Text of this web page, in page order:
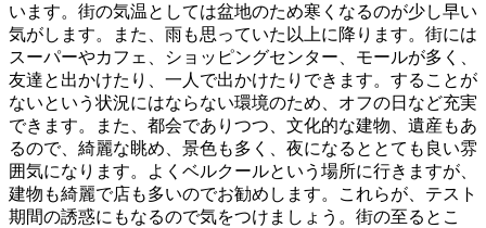
います。街の気温としては盆地のため寒くなるのが少し早い
気がします。また、雨も思っていた以上に降ります。街には
スーパーやカフェ、ショッピングセンター、モールが多く、
友達と出かけたり、一人で出かけたりできます。することが
ないという状況にはならない環境のため、オフの日など充実
できます。また、都会でありつつ、文化的な建物、遺産もあ
るので、綺麗な眺め、景色も多く、夜になるととても良い雰
囲気になります。よくベルクールという場所に行きますが、
建物も綺麗で店も多いのでお勧めします。これらが、テスト
期間の誘惑にもなるので気をつけましょう。街の至るとこ